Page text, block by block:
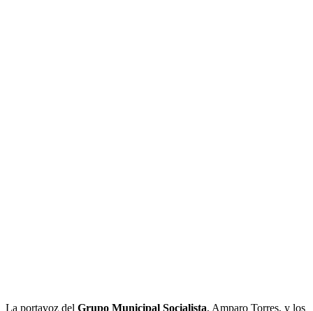
La portavoz del Grupo Municipal Socialista, Amparo Torres, y los